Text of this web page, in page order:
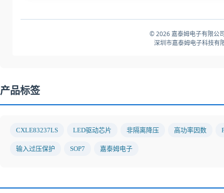
© 2026 嘉泰姆电子有限公
深圳市嘉泰姆电子科技有
产品标签
CXLE83237LS LED驱动芯片 非隔离降压 高功率因数
输入过压保护 SOP7 嘉泰姆电子